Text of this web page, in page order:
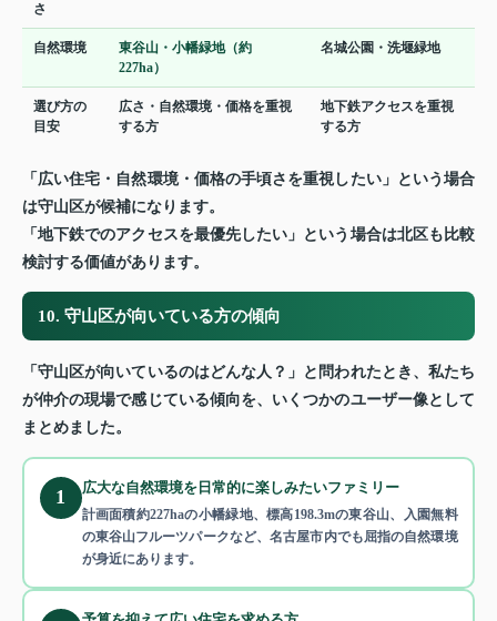
さ
自然環境
東谷山・小幡緑地（約
227ha）
名城公園・洗堰緑地
選び方の
目安
広さ・自然環境・価格を重視
する方
地下鉄アクセスを重視
する方
「広い住宅・自然環境・価格の手頃さを重視したい」という場合
は守山区が候補になります。
「地下鉄でのアクセスを最優先したい」という場合は北区も比較
検討する価値があります。
10. 守山区が向いている方の傾向
「守山区が向いているのはどんな人？」と問われたとき、私たち
が仲介の現場で感じている傾向を、いくつかのユーザー像として
まとめました。
1 広大な自然環境を日常的に楽しみたいファミリー
計画面積約227haの小幡緑地、標高198.3mの東谷山、入園無料
の東谷山フルーツパークなど、名古屋市内でも屈指の自然環境
が身近にあります。